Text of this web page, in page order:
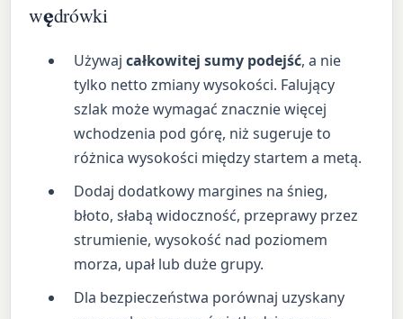
wędrówki
Używajcałkowitej sumy podejść, a nie
tylko netto zmiany wysokości. Falujący
szlak może wymagać znacznie więcej
wchodzenia pod górę, niż sugeruje to
różnica wysokości między startem a metą.
Dodaj dodatkowy margines na śnieg,
błoto, słabą widoczność, przeprawy przez
strumienie, wysokość nad poziomem
morza, upał lub duże grupy.
Dla bezpieczeństwa porównaj uzyskany